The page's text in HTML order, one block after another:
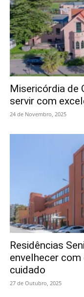
Misericórdia de
servir com
24 de Novembro, 2025
Residências
envelhecer com
cuidado
27 de Outubro, 2025